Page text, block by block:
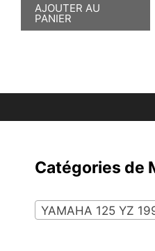
AJOUTER AU
PANIER
Catégories de
YAMAHA 125 YZ